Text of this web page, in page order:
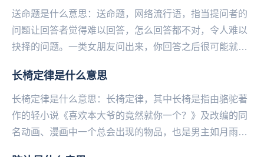
送命题是什么意思：送命题，网络流行语，指当提问者的
问题让回答者觉得难以回答，怎么回答都不对，令人难以
抉择的问题。一类女朋友问出来，你回答之后很可能就没
谁...
长椅定律是什么意思
长椅定律是什么意思：长椅定律，其中长椅是指由骆驼著
作的轻小说《喜欢本大爷的竟然就你一个？》及改编的同
名动画、漫画中一个总会出现的物品，也是男主如月雨露